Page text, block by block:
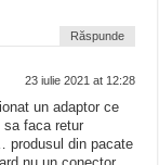
Răspunde
23 iulie 2021 at 12:28
un adaptor ce
sa faca retur
produsul din pacate